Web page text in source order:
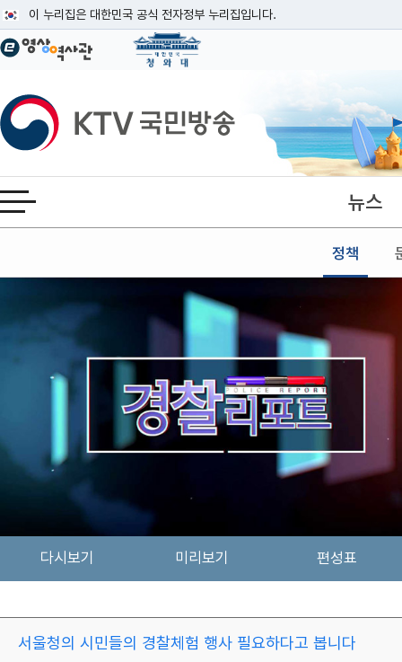
이 누리집은 대한민국 공식 전자정부 누리집입니다.
공식 누리집 주소 확인하기
이밖에 or.kr 또는 .kr등 다른 도메인 주소를 사용하고 있다면 아래 URL에서
운영중인 공식 누리집보기
KTV국민방송
전체메뉴 열기 뉴스
정책
본문
다시보기 미리보기 편성표
서울청의 시민들의 경찰체험 행사 필요하다고 봅니다